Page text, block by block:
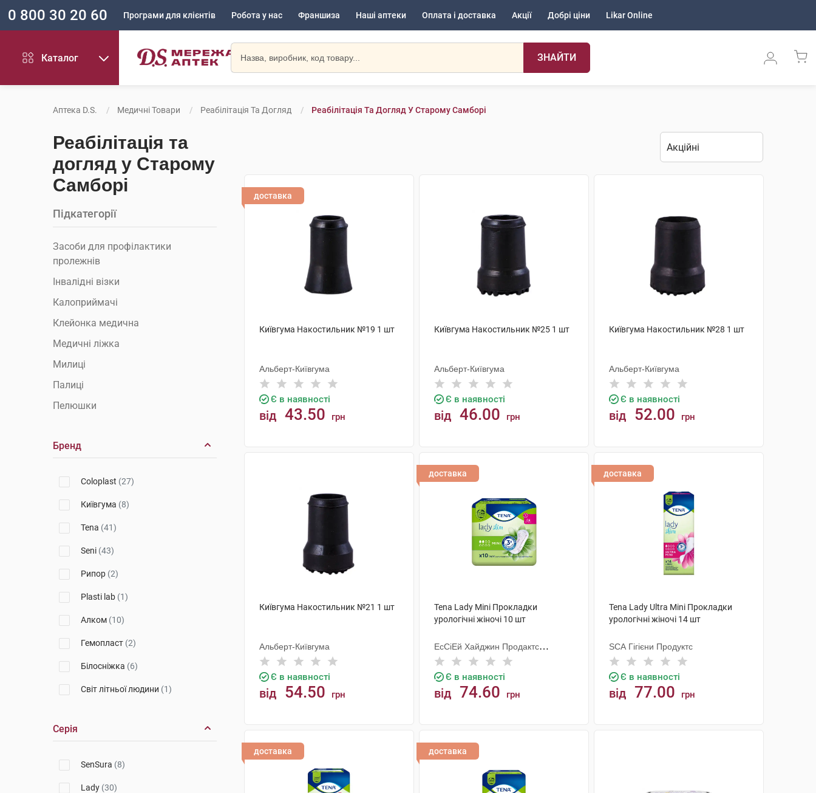
0 800 30 20 60 Програми для клієнтів Робота у нас Франшиза Наші аптеки Оплата і доставка Акції Добрі ціни Likar Online
Каталог ЗНАЙТИ
Аптека D.S. Медичні Товари Реабілітація Та Догляд Реабілітація Та Догляд У Старому Самборі
Реабілітація та
догляд у Старому
Самборі
Підкатегорії
Засоби для профілактики
пролежнів
Інвалідні візки
Калоприймачі
Клейонка медична
Медичні ліжка
Милиці
Палиці
Пелюшки
Поручні та опори
туалету
Сечоприймачі
Сидіння для душу і ванни
Судна підкладні
Бренд
Coloplast (27)
Київгума (8)
Tena (41)
Seni (43)
Рипор (2)
Plasti lab (1)
Алком (10)
Гемопласт (2)
Білосніжка (6)
Світ літньої людини (1)
Серія
SenSura (8)
Lady (30)
доставка
Київгума Накостильник №19 1 шт
Альберт-Київгума
Є в наявності
від 43.50 грн
Київгума Накостильник №25 1 шт
Альберт-Київгума
Є в наявності
від 46.00 грн
Київгума Накостильник №28 1 шт
Альберт-Київгума
Є в наявності
від 52.00 грн
Київгума Накостильник №21 1 шт
Альберт-Київгума
Є в наявності
від 54.50 грн
доставка
Tena Lady Mini Прокладки
урологічні жіночі 10 шт
ЕсСіЕй Хайджин Продактс
Хугезанд
Є в наявності
від 74.60 грн
доставка
Tena Lady Ultra Mini Прокладки
урологічні жіночі 14 шт
SCA Гігієни Продуктс
Є в наявності
від 77.00 грн
доставка доставка